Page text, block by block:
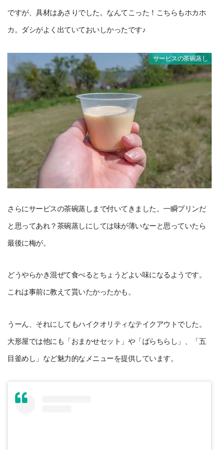
ですが、具材はあさりでした。なんてこった！こちらもホカホ
カ。ダシがよく出ていておいしかったです♪
サービスの茶碗蒸し
さらにサービスの茶碗蒸しまで付いてきました。一瞬プリンだ
と思ってあれ？茶碗蒸しにしては味が薄いなーと思っていたら
最後に梅が。
どうやらかき混ぜて食べるとちょうどよい味になるようです。
これは事前に教えて貰いたかったかも。
うーん、それにしてもハイクオリティなテイクアウトでした。
大形屋では他にも「おまかせセット」や「ばらちらし」、「五
目釜めし」など魅力的なメニューを提供しています。